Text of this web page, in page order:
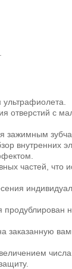
ультрафиолета.
отверстий с
зажимным
внутренних
частей, что
заказанную
числа